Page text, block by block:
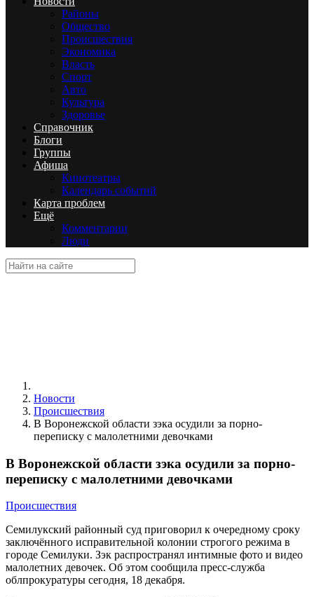
Районы
Общество
Происшествия
Экономика
Власть
Спорт
Авто
Культура
Здоровье
Справочник
Блоги
Группы
Афиша
Кинотеатры
Календарь событий
Карта проблем
Ещё
Комментарии
Люди
Новости
Происшествия
В Воронежской области зэка осудили за порно-
переписку с малолетними девочками
В Воронежской области зэка осудили за порно-
переписку с малолетними девочками
Происшествия
Семилукский районный суд приговорил к очередному сроку
заключённого исправительной колонии строгого режима в
городе Семилуки. Зэк распространял интимные фото и видео
малолетних девочек. Об этом сообщила пресс-служба
облпрокуратуры сегодня, 18 декабря.